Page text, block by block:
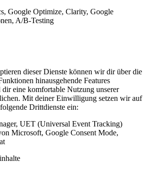
Google Optimize, Clarity, Google
A/B-Testing
dieser Dienste können wir dir über die
hinausgehende Features
dir eine komfortable Nutzung unserer
Mit deiner Einwilligung setzen wir auf
Drittdienste ein:
UET (Universal Event Tracking)
Microsoft, Google Consent Mode,